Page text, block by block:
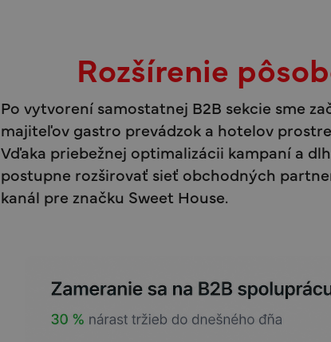
Rozšírenie
Po vytvorení samostatnej B2B sekcie sme
majiteľov gastro prevádzok a hotelov
Vďaka priebežnej optimalizácii kampaní a
postupne rozširovať sieť obchodných
kanál pre značku Sweet House.